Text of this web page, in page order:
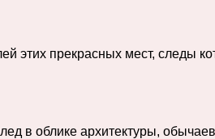
прекрасных мест, следы
в облике архитектуры,